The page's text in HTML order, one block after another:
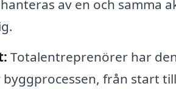
av en och samma
Totalentreprenörer har
från start